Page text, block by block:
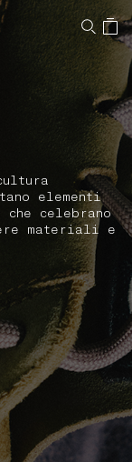
elementi
celebrano
materiali e